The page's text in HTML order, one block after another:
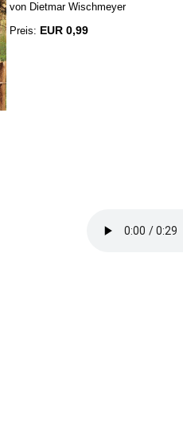
von Dietmar Wischmeyer
Preis: EUR 0,99